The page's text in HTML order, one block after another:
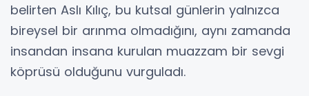
belirten Aslı Kılıç, bu kutsal günlerin yalnızca
bireysel bir arınma olmadığını, aynı zamanda
insandan insana kurulan muazzam bir sevgi
köprüsü olduğunu vurguladı.